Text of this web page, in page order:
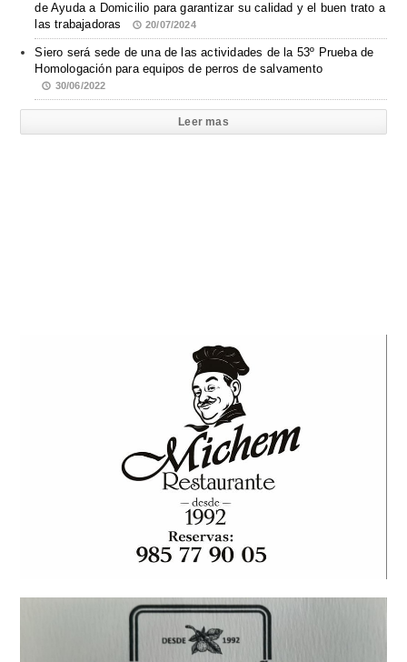
de Ayuda a Domicilio para garantizar su calidad y el buen trato a
las trabajadoras
20/07/2024
Siero será sede de una de las actividades de la 53º Prueba de
Homologación para equipos de perros de salvamento
30/06/2022
Leer mas